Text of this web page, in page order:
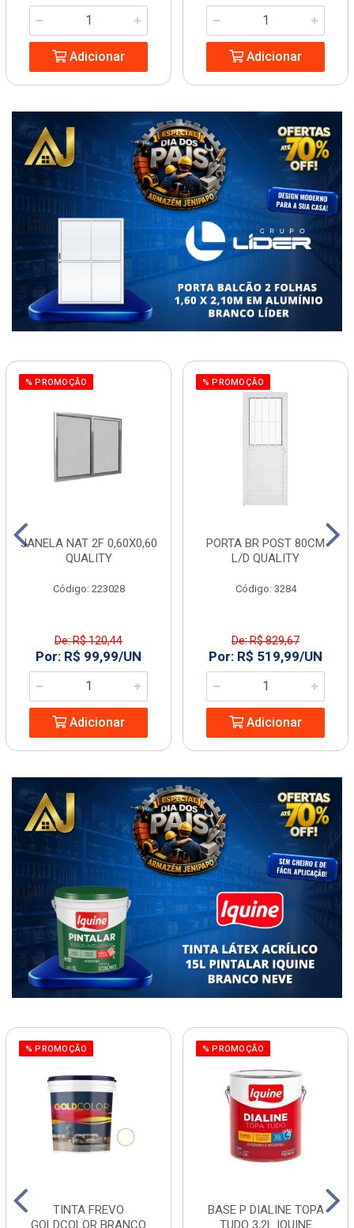
Adicionar Adicionar
% PROMOÇÃO
JANELA NAT 2F 0,60X0,60
QUALITY
Código: 223028
De: R$ 120,44
Por: R$ 99,99/UN
Adicionar
% PROMOÇÃO
PORTA BR POST 80CM
L/D QUALITY
Código: 3284
De: R$ 829,67
Por: R$ 519,99/UN
Adicionar
% PROMOÇÃO
TINTA FREVO
GOLDCOLOR BRANCO
% PROMOÇÃO
BASE P DIALINE TOPA
TUDO 3,2L IQUINE